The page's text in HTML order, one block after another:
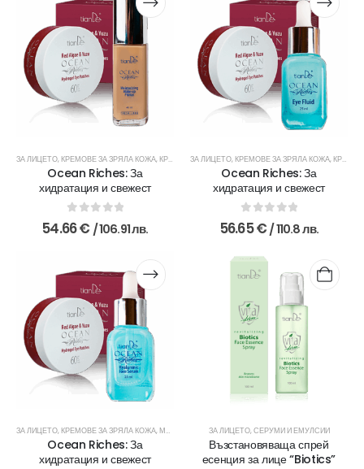
ЗА ЛИЦЕТО,КРЕМОВЕ ЗА ЗРЯЛА КОЖА,КРЕМОВЕ ЗА МЛАДА КОЖА ,ОКОЛООЧНИ КРЕМОВЕ,
Ocean Riches: За
хидратация и свежест
0out of 5
54.66€ / 106.91 лв.
ЗА ЛИЦЕТО,КРЕМОВЕ ЗА ЗРЯЛА КОЖА,КРЕМОВЕ ЗА МЛАДА КОЖА
Ocean Riches: За
хидратация и свежест
0out of 5
56.65€ / 110.8 лв.
ЗА ЛИЦЕТО,КРЕМОВЕ ЗА ЗРЯЛА КОЖА,МАСКИ ЗА ЛИЦЕ ,ОКОЛООЧНИ КРЕМОВЕ,ПОЧИСТВАНЕ
Ocean Riches: За
хидратация и свежест
ЗА ЛИЦЕТО,СЕРУМИ И ЕМУЛСИИ
Възстановяваща спрей
есенция за лице “Biotics”